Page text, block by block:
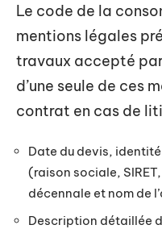
Le code de la
mentions légales
travaux accepté
d’une seule de ces
contrat en cas de
Date du devis,
(raison sociale,
décennale et nom de
Description détaillée